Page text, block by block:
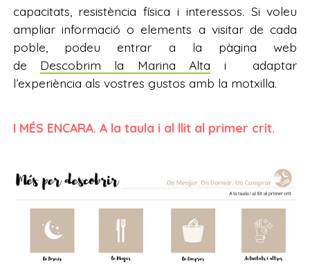
capacitats, resistència física i interessos. Si voleu
ampliar informació o elements a visitar de cada
poble, podeu entrar a la pàgina web
de Descobrim la Marina Alta i adaptar
l’experiència als vostres gustos amb la motxilla.
I MÉS ENCARA. A la taula i al llit al primer crit.